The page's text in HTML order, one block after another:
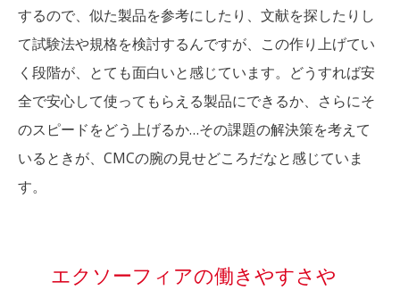
するので、似た製品を参考にしたり、文献を探したりし
て試験法や規格を検討するんですが、この作り上げてい
く段階が、とても面白いと感じています。どうすれば安
全で安心して使ってもらえる製品にできるか、さらにそ
のスピードをどう上げるか…その課題の解決策を考えて
いるときが、CMCの腕の見せどころだなと感じていま
す。
エクソーフィアの働きやすさや